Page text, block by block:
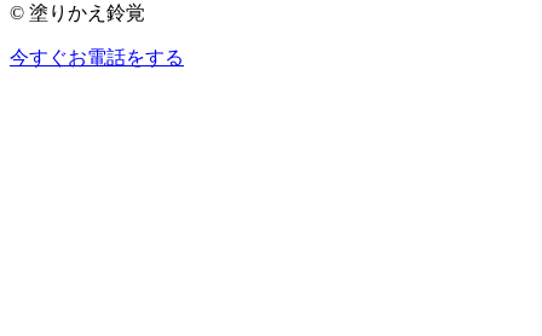
© 塗りかえ鈴覚
今すぐお電話をする